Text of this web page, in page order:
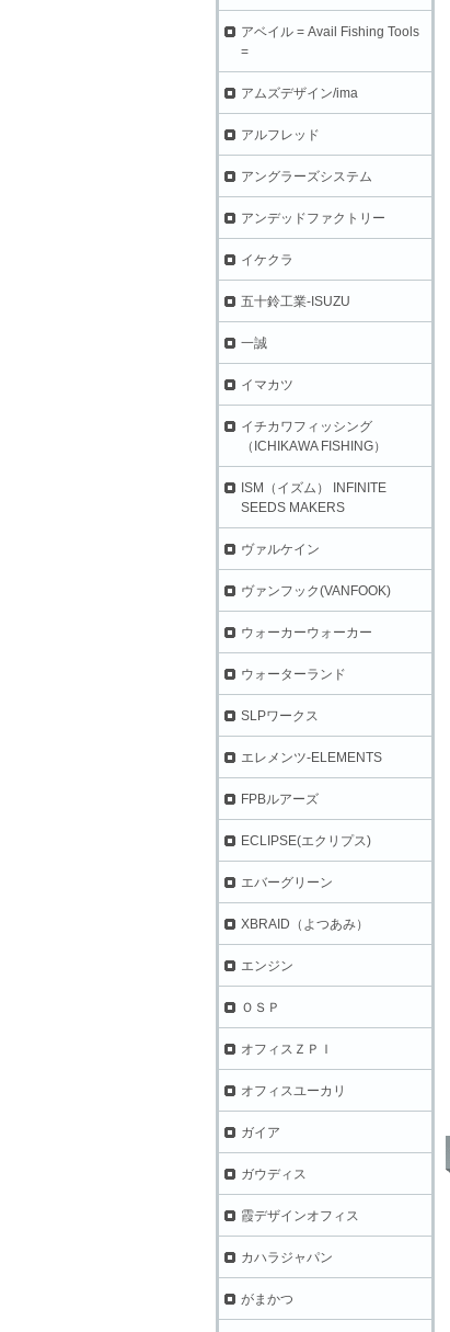
アベイル = Avail Fishing Tools
=
アムズデザイン/ima
アルフレッド
アングラーズシステム
アンデッドファクトリー
イケクラ
五十鈴工業-ISUZU
一誠
イマカツ
イチカワフィッシング
（ICHIKAWA FISHING）
ISM（イズム） INFINITE
SEEDS MAKERS
ヴァルケイン
ヴァンフック(VANFOOK)
ウォーカーウォーカー
ウォーターランド
SLPワークス
エレメンツ-ELEMENTS
FPBルアーズ
ECLIPSE(エクリプス)
エバーグリーン
XBRAID（よつあみ）
エンジン
ＯＳＰ
オフィスＺＰＩ
オフィスユーカリ
ガイア
ガウディス
霞デザインオフィス
カハラジャパン
がまかつ